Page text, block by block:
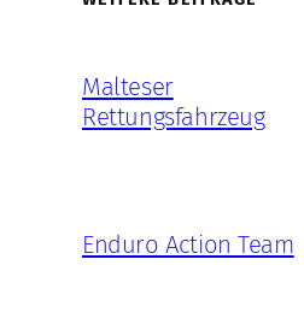
Malteser
Rettungsfahrzeug
Enduro Action Team